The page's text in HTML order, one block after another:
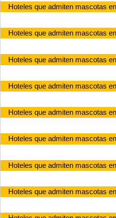
Hoteles que admiten mascotas
Hoteles que admiten mascotas
Hoteles que admiten mascotas
Hoteles que admiten mascotas
Hoteles que admiten mascotas
Hoteles que admiten mascotas
Hoteles que admiten mascotas
Hoteles que admiten mascotas